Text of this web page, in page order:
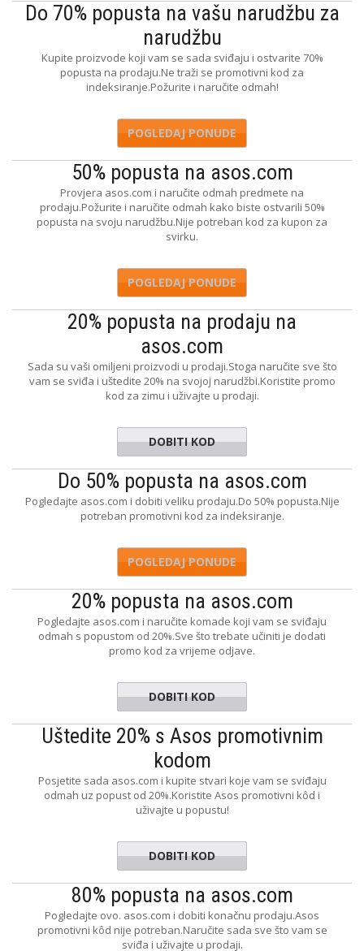
Do 70% popusta na vašu narudžbu za
narudžbu
Kupite proizvode koji vam se sada sviđaju i ostvarite 70%
popusta na prodaju.Ne traži se promotivni kod za
indeksiranje.Požurite i naručite odmah!
POGLEDAJ PONUDE
50% popusta na asos.com
Provjera asos.com i naručite odmah predmete na
prodaju.Požurite i naručite odmah kako biste ostvarili 50%
popusta na svoju narudžbu.Nije potreban kod za kupon za
svirku.
POGLEDAJ PONUDE
20% popusta na prodaju na
asos.com
Sada su vaši omiljeni proizvodi u prodaji.Stoga naručite sve što
vam se sviđa i uštedite 20% na svojoj narudžbi.Koristite promo
kod za zimu i uživajte u prodaji.
TRADE
DOBITI KOD
Do 50% popusta na asos.com
Pogledajte asos.com i dobiti veliku prodaju.Do 50% popusta.Nije
potreban promotivni kod za indeksiranje.
POGLEDAJ PONUDE
20% popusta na asos.com
Pogledajte asos.com i naručite komade koji vam se sviđaju
odmah s popustom od 20%.Sve što trebate učiniti je dodati
promo kod za vrijeme odjave.
HAPPY20
DOBITI KOD
Uštedite 20% s Asos promotivnim
kodom
Posjetite sada asos.com i kupite stvari koje vam se sviđaju
odmah uz popust od 20%.Koristite Asos promotivni kôd i
uživajte u popustu!
YESPLS
DOBITI KOD
80% popusta na asos.com
Pogledajte ovo. asos.com i dobiti konačnu prodaju.Asos
promotivni kôd nije potreban.Naručite sada sve što vam se
sviđa i uživajte u prodaji.